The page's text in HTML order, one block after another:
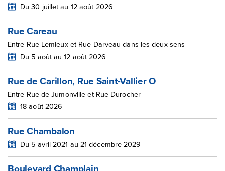
Du 30 juillet au 12 août 2026
Rue Careau
Entre Rue Lemieux et Rue Darveau dans les deux sens
Du 5 août au 12 août 2026
Rue de Carillon, Rue Saint-Vallier O
Entre Rue de Jumonville et Rue Durocher
18 août 2026
Rue Chambalon
Du 5 avril 2021 au 21 décembre 2029